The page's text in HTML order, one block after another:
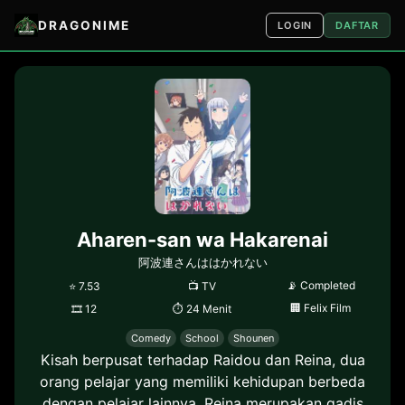
DRAGONIME LOGIN DAFTAR
Aharen-san wa Hakarenai
阿波連さんははかれない
⭐ 7.53 📺TV 📡 Completed
🎞12 ⏱ 24 Menit 🏢 Felix Film
Comedy School Shounen
Kisah berpusat terhadap Raidou dan Reina, dua
orang pelajar yang memiliki kehidupan berbeda